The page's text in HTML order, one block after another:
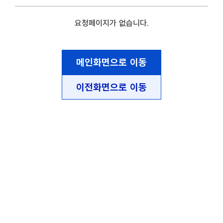
요청페이지가 없습니다.
메인화면으로 이동
이전화면으로 이동